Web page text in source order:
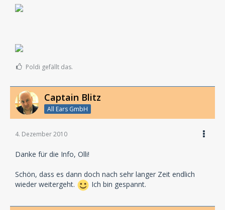
Poldi gefällt das.
Captain Blitz
All Ears GmbH
4. Dezember 2010
Danke für die Info, Olli!
Schön, dass es dann doch nach sehr langer Zeit endlich
wieder weitergeht.
Ich bin gespannt.